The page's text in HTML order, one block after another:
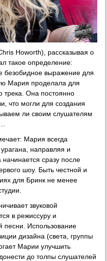
Howorth), рассказывая о
такое определение:
безобидное выражение для
Мария проделала для
трека. Она постоянно
что могли для создания
ли своим слушателям
Мария всегда
урагана, направляя и
сразу после
шоу. Быть честной и
для Бринк не менее
звуковой
в режиссуру и
песни. Использование
дизайна (света, группы
Марии улучшить
до толпы слушателей